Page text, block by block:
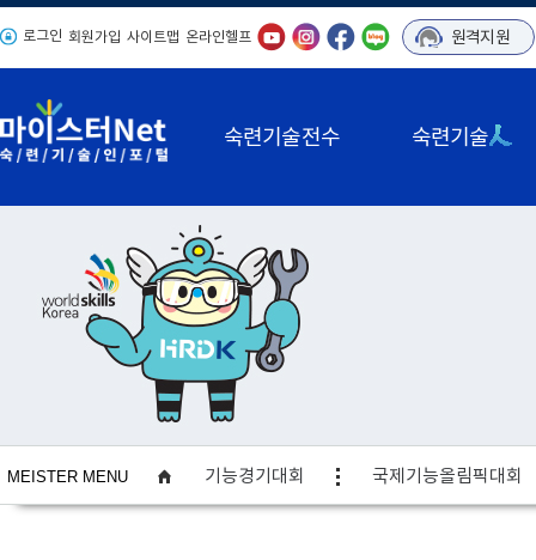
로그인 회원가입 사이트맵 온라인헬프 원격지원
숙련기술전수 숙련기술
MEISTER MENU 기능경기대회 국제기능올림픽대회
사이트맵